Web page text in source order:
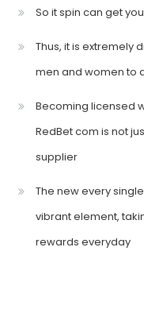
So it spin can get
Thus, it is extremely
men and women to
Becoming licensed
RedBet com is not
supplier
The new every
vibrant element,
rewards everyday